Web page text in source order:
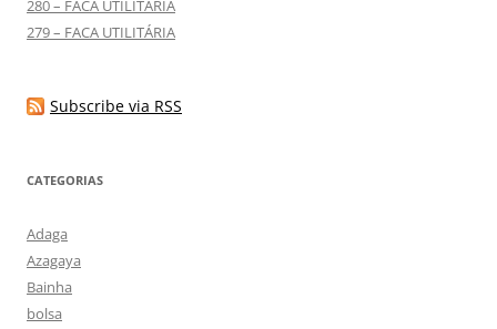
280 – FACA UTILITÁRIA
279 – FACA UTILITÁRIA
Subscribe via RSS
CATEGORIAS
Adaga
Azagaya
Bainha
bolsa